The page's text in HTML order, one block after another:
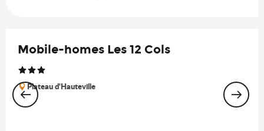
Mobile-homes Les 12 Cols
Plateau d'Hauteville